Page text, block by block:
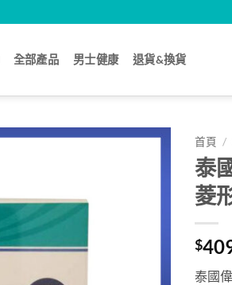
全部產品 男士健康 退貨&換貨
首頁 /
泰
菱
$
泰國